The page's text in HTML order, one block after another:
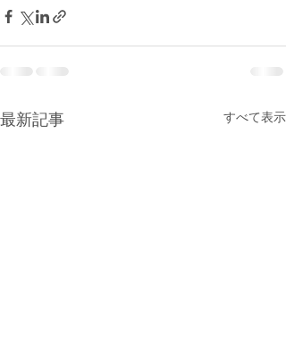
最新記事 すべて表示